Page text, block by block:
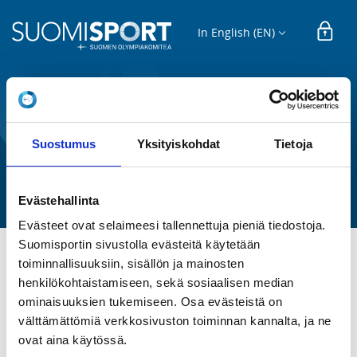
Suostumus Yksityiskohdat Tietoja
Evästehallinta
Evästeet ovat selaimeesi tallennettuja pieniä tiedostoja.
Suomisportin sivustolla evästeitä käytetään
toiminnallisuuksiin, sisällön ja mainosten
henkilökohtaistamiseen, sekä sosiaalisen median
ominaisuuksien tukemiseen. Osa evästeistä on
välttämättömiä verkkosivuston toiminnan kannalta, ja ne
ovat aina käytössä.
In English (EN)
REGISTRATION
2026 Liikuntaleikkikoulu 4-7
Alle kouluikäisten liikunnallista toimintaa.
REGISTRATION PERIOD
Tu 16.9.2025 at 00:00 - Sa 29.8.2026 at 00:00